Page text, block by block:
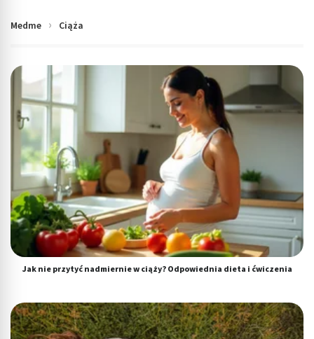
Medme Ciąża
Jak nie przytyć nadmiernie w ciąży? Odpowiednia dieta i ćwiczenia